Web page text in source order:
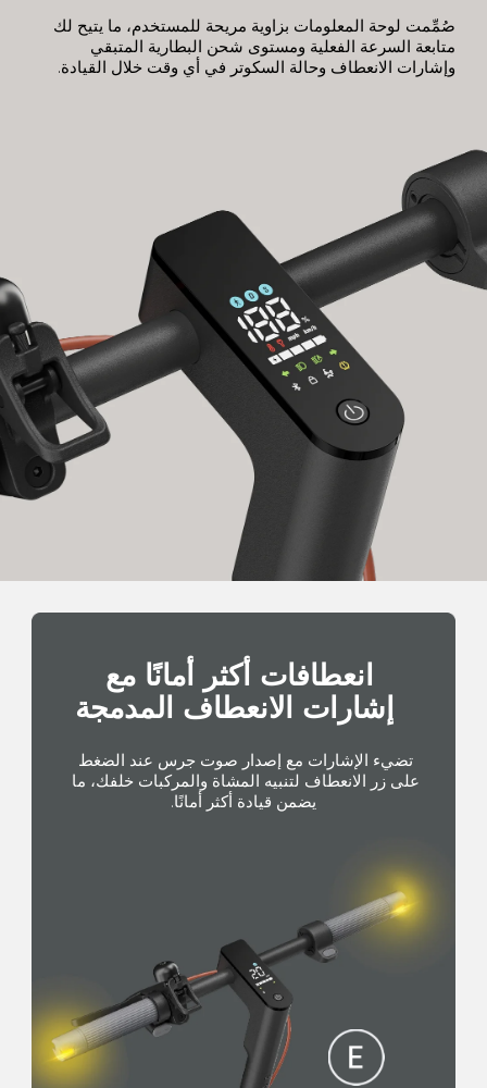
صُمِّمت لوحة المعلومات بزاوية مريحة للمستخدم، ما يتيح لك
متابعة السرعة الفعلية ومستوى شحن البطارية المتبقي
وإشارات الانعطاف وحالة السكوتر في أي وقت خلال القيادة.
انعطافات أكثر أمانًا مع
إشارات الانعطاف المدمجة
تضيء الإشارات مع إصدار صوت جرس عند الضغط
على زر الانعطاف لتنبيه المشاة والمركبات خلفك، ما
يضمن قيادة أكثر أمانًا.